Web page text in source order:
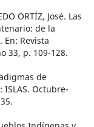
ORTÍZ, José. Las
de la
Revista
33, p. 109-128.
de
Octubre-